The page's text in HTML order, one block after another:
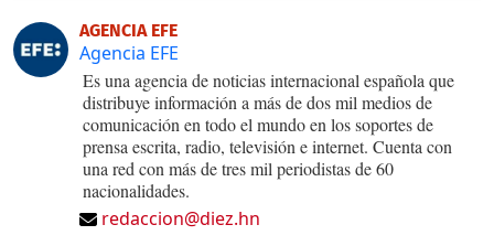
AGENCIA EFE
Agencia EFE
Es una agencia de noticias internacional española que
distribuye información a más de dos mil medios de
comunicación en todo el mundo en los soportes de
prensa escrita, radio, televisión e internet. Cuenta con
una red con más de tres mil periodistas de 60
nacionalidades.
redaccion@diez.hn